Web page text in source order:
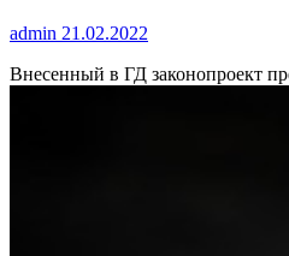
admin 21.02.2022
Внесенный в ГД законопроект